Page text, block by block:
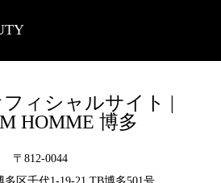
フィシャルサイト |
HOMME 博多
〒812-0044